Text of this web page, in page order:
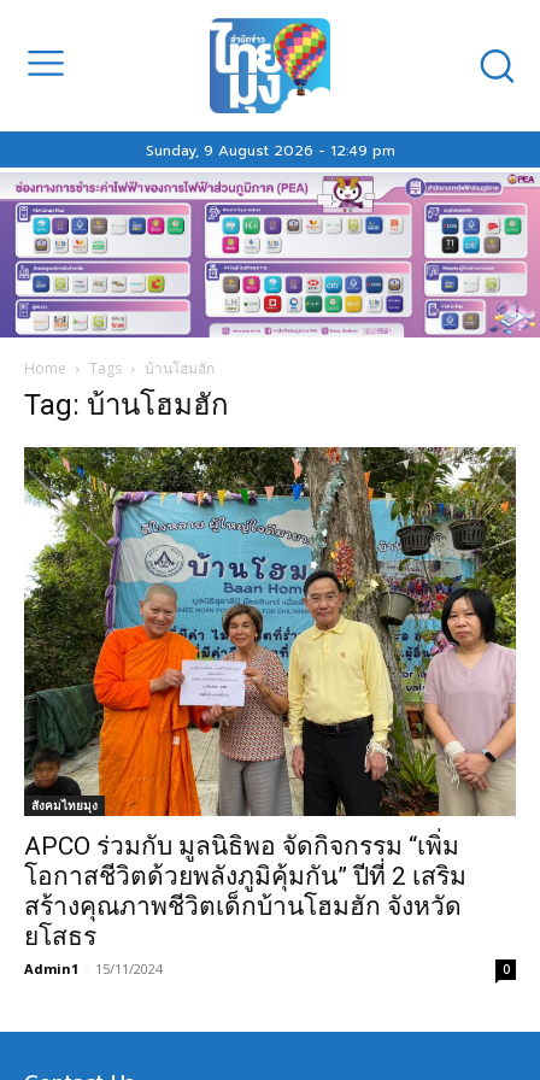
Sunday, 9 August 2026 - 12:49 pm
Home Tags บ้านโฮมฮัก
Tag: บ้านโฮมฮัก
สังคมไทยมุง
APCO ร่วมกับ มูลนิธิพอ จัดกิจกรรม “เพิ่ม
โอกาสชีวิตด้วยพลังภูมิคุ้มกัน” ปีที่ 2 เสริม
สร้างคุณภาพชีวิตเด็กบ้านโฮมฮัก จังหวัด
ยโสธร
Admin1 - 15/11/2024 0